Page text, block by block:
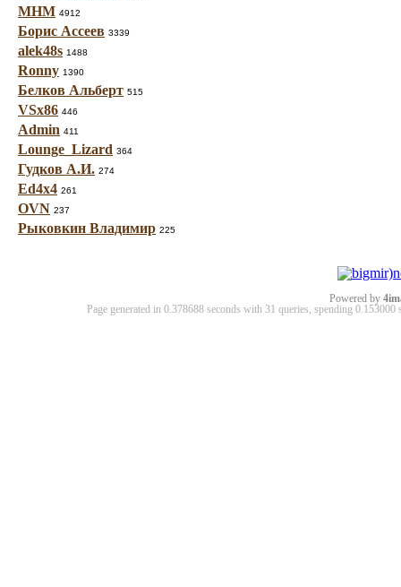
МНМ 4912
Борис Ассеев 3339
alek48s 1488
Ronny 1390
Белков Альберт 515
VSx86 446
Admin 411
Lounge_Lizard 364
Гудков А.И. 274
Ed4x4 261
OVN 237
Рыковкин Владимир 225
Powered by
Page generated in 0.378688 seconds with 31 queries, spending